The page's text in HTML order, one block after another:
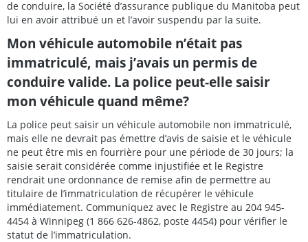
de conduire, la Société d’assurance publique du Manitoba peut
lui en avoir attribué un et l’avoir suspendu par la suite.
Mon véhicule automobile n’était pas
immatriculé, mais j’avais un permis de
conduire valide. La police peut-elle saisir
mon véhicule quand même?
La police peut saisir un véhicule automobile non immatriculé,
mais elle ne devrait pas émettre d’avis de saisie et le véhicule
ne peut être mis en fourrière pour une période de 30 jours; la
saisie serait considérée comme injustifiée et le Registre
rendrait une ordonnance de remise afin de permettre au
titulaire de l’immatriculation de récupérer le véhicule
immédiatement. Communiquez avec le Registre au 204 945-
4454 à Winnipeg (1 866 626-4862, poste 4454) pour vérifier le
statut de l’immatriculation.